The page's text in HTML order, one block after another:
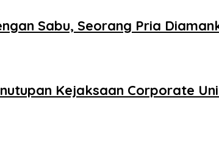
Sabu, Seorang Pria
Kejaksaan Corporate